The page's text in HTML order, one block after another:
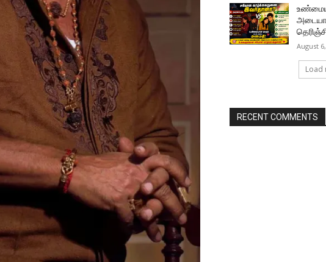
August
Load
RECENT COMMENTS